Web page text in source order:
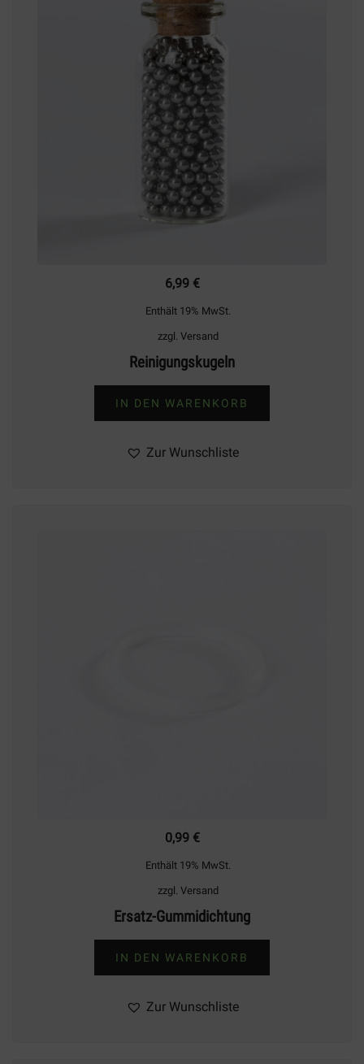
6,99 €
Enthält 19% MwSt.
zzgl. Versand
Reinigungskugeln
IN DEN WARENKORB
Zur Wunschliste
0,99 €
Enthält 19% MwSt.
zzgl. Versand
Ersatz-Gummidichtung
IN DEN WARENKORB
Zur Wunschliste